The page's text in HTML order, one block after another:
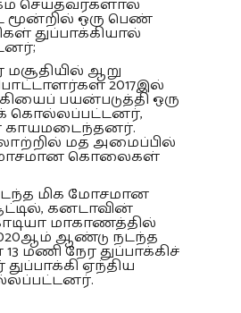
செய்தவர்களால்
ஒரு பெண்
துப்பாக்கியால்
மசூதியில் ஆறு
2017இல்
பயன்படுத்தி ஒரு
கொல்லப்பட்டனர்,
காயமடைந்தனர்.
மத அமைப்பில்
கொலைகள்
மிக மோசமான
கனடாவின்
மாகாணத்தில்
ஆண்டு நடந்த
மணி நேர துப்பாக்கிச்
துப்பாக்கி ஏந்திய